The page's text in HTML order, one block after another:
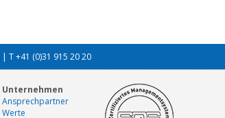
T +41 (0)31 915 20 20
Unternehmen
Ansprechpartner
Werte